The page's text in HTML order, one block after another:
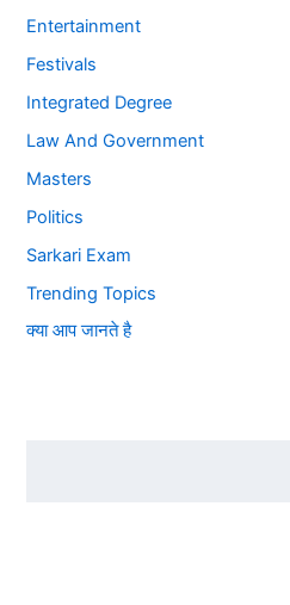
Entertainment
Festivals
Integrated Degree
Law And Government
Masters
Politics
Sarkari Exam
Trending Topics
क्या आप जानते है